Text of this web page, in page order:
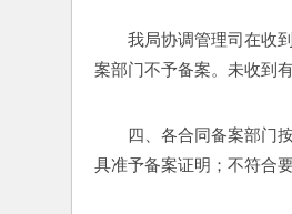
我局协调管理司在收
案部门不予备案。未收到
四、各合同备案部门
具准予备案证明；不符合